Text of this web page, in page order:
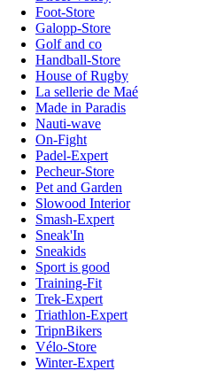
Foot-Store
Galopp-Store
Golf and co
Handball-Store
House of Rugby
La sellerie de Maé
Made in Paradis
Nauti-wave
On-Fight
Padel-Expert
Pecheur-Store
Pet and Garden
Slowood Interior
Smash-Expert
Sneak'In
Sneakids
Sport is good
Training-Fit
Trek-Expert
Triathlon-Expert
TripnBikers
Vélo-Store
Winter-Expert